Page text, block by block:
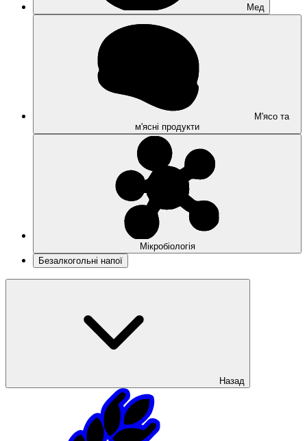
Мед
М'ясо та
м'ясні продукти
Мікробіологія
Безалкогольні напої
Назад